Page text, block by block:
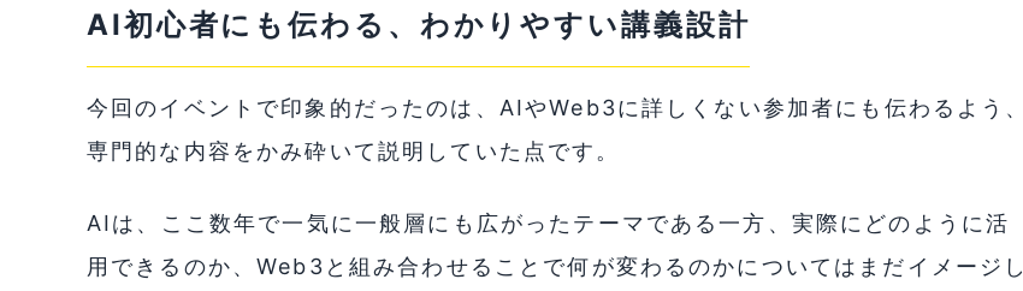
AI初心者にも伝わる、わかりやすい講義設計
今回のイベントで印象的だったのは、AIやWeb3に詳しくない参加者にも伝わるよう、
専門的な内容をかみ砕いて説明していた点です。
AIは、ここ数年で一気に一般層にも広がったテーマである一方、実際にどのように活
用できるのか、Web3と組み合わせることで何が変わるのかについてはまだイメージし